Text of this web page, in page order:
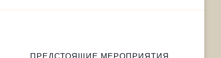
ПРЕДСТОЯЩИЕ МЕРОПРИЯТИЯ